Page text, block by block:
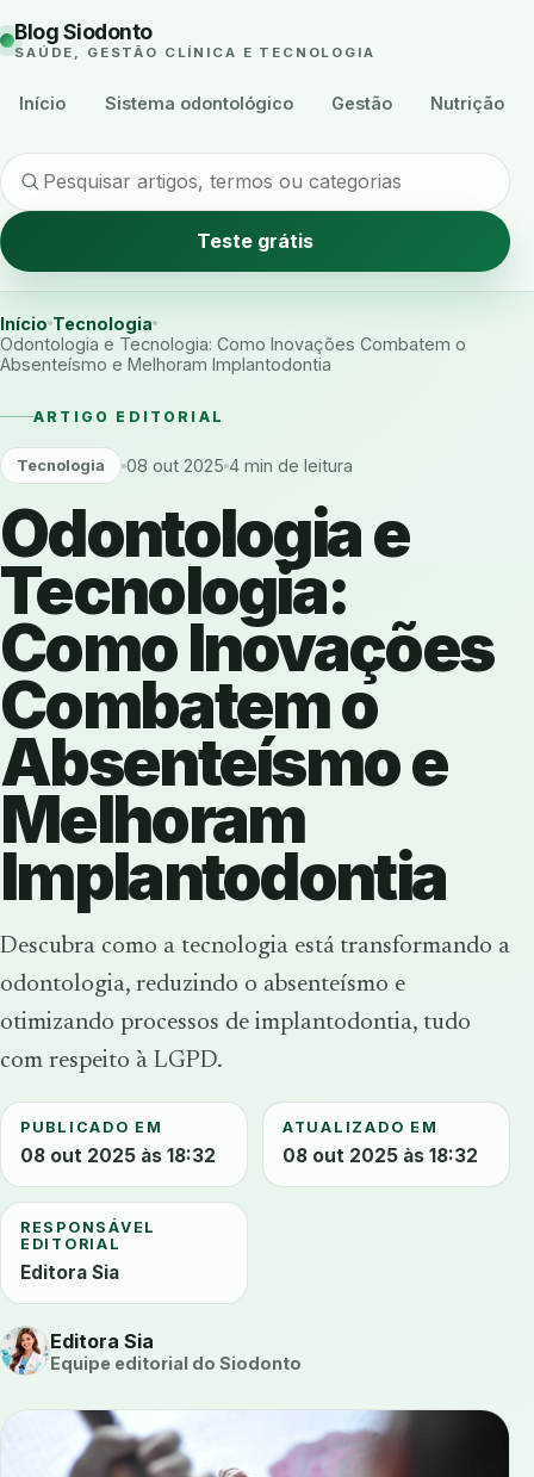
Blog Siodonto
SAÚDE, GESTÃO CLÍNICA E TECNOLOGIA
Início Sistema odontológico Gestão Nutrição
Teste grátis
Início Tecnologia
Odontologia e Tecnologia: Como Inovações Combatem o
Absenteísmo e Melhoram Implantodontia
ARTIGO EDITORIAL
Tecnologia 08 out 2025 4 min de leitura
Odontologia e
Tecnologia:
Como Inovações
Combatem o
Absenteísmo e
Melhoram
Implantodontia
Descubra como a tecnologia está transformando a
odontologia, reduzindo o absenteísmo e
otimizando processos de implantodontia, tudo
com respeito à LGPD.
PUBLICADO EM
08 out 2025 às 18:32
ATUALIZADO EM
08 out 2025 às 18:32
RESPONSÁVEL
EDITORIAL
Editora Sia
Editora Sia
Equipe editorial do Siodonto